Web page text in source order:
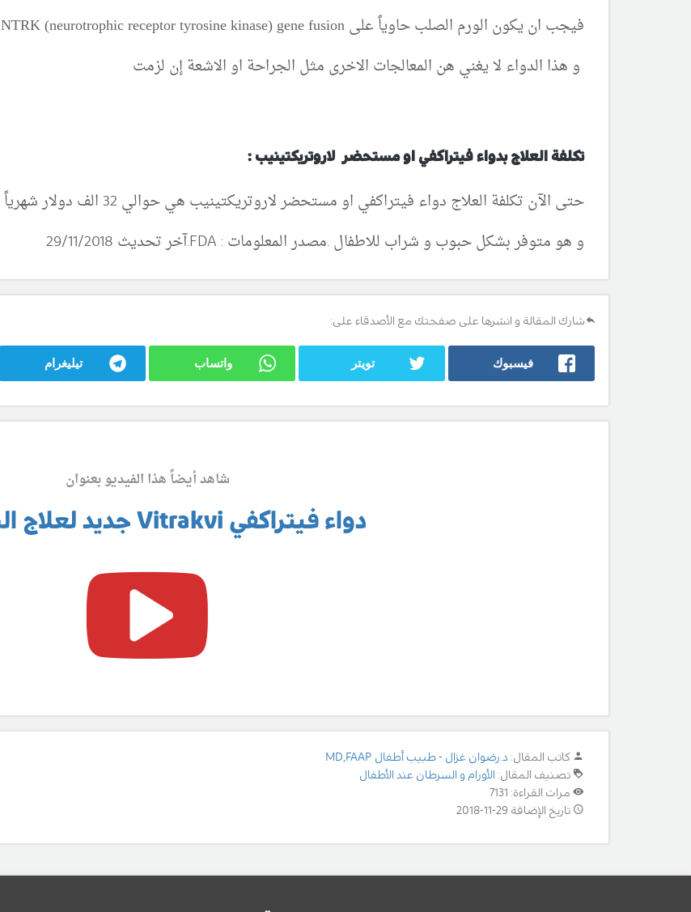
فيجب ان يكون الورم الصلب حاوياً على NTRK (neurotrophic receptor tyrosine kinase) gene fusion
و هذا الدواء لا يغني هن المعالجات الاخرى مثل الجراحة او الاشعة إن لزمت
تكلفة العلاج بدواء فيتراكفي او مستحضر لاروتريكتينيب :
حتى الآن تكلفة العلاج دواء فيتراكفي او مستحضر لاروتريكتينيب هي حوالي 32 الف دولار شهرياً
و هو متوفر بشكل حبوب و شراب للاطفال .مصدر المعلومات : FDA.آخر تحديث 29/11/2018
شارك المقالة و انشرها على صفحتك مع الأصدقاء على:
فيسبوك تويتر واتساب تيليغرام
شاهد أيضاً هذا الفيديو بعنوان
دواء فيتراكفي Vitrakvi جديد لعلاج السرطان
كاتب المقال: د.رضوان غزال - طبيب أطفال MD,FAAP
تصنيف المقال: الأورام و السرطان عند الأطفال
مرات القراءة: 7131
تاريخ الإضافة 29-11-2018